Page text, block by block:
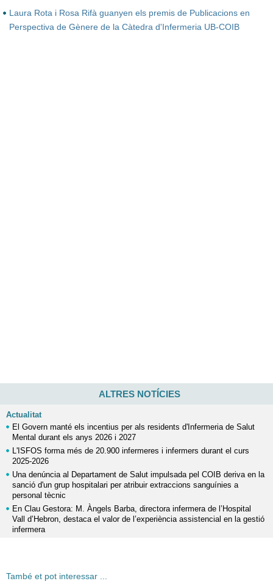
Laura Rota i Rosa Rifà guanyen els premis de Publicacions en
Perspectiva de Gènere de la Càtedra d'Infermeria UB-COIB
ALTRES NOTÍCIES
Actualitat
El Govern manté els incentius per als residents d'Infermeria de Salut
Mental durant els anys 2026 i 2027
L'ISFOS forma més de 20.900 infermeres i infermers durant el curs
2025-2026
Una denúncia al Departament de Salut impulsada pel COIB deriva en la
sanció d'un grup hospitalari per atribuir extraccions sanguínies a
personal tècnic
En Clau Gestora: M. Àngels Barba, directora infermera de l’Hospital
Vall d’Hebron, destaca el valor de l’experiència assistencial en la gestió
infermera
També et pot interessar ...